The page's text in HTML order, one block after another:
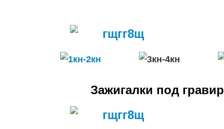
Зажигалки под